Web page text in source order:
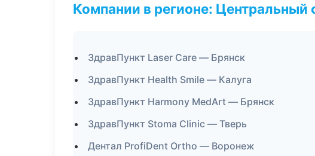
Компании в регионе: Центральный
ЗдравПункт Laser Care — Брянск
ЗдравПункт Health Smile — Калуга
ЗдравПункт Harmony MedArt — Брянск
ЗдравПункт Stoma Clinic — Тверь
Дентал ProfiDent Ortho — Воронеж